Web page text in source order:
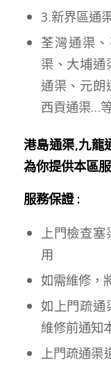
3.新界區通
荃灣通渠
渠、大埔通
通渠、元朗
西貢通渠…
港島通渠,九龍
為你提供本區
服務保證 :
上門檢查塞
用
如需維修，
如上門疏通
維修前通知
上門疏通渠